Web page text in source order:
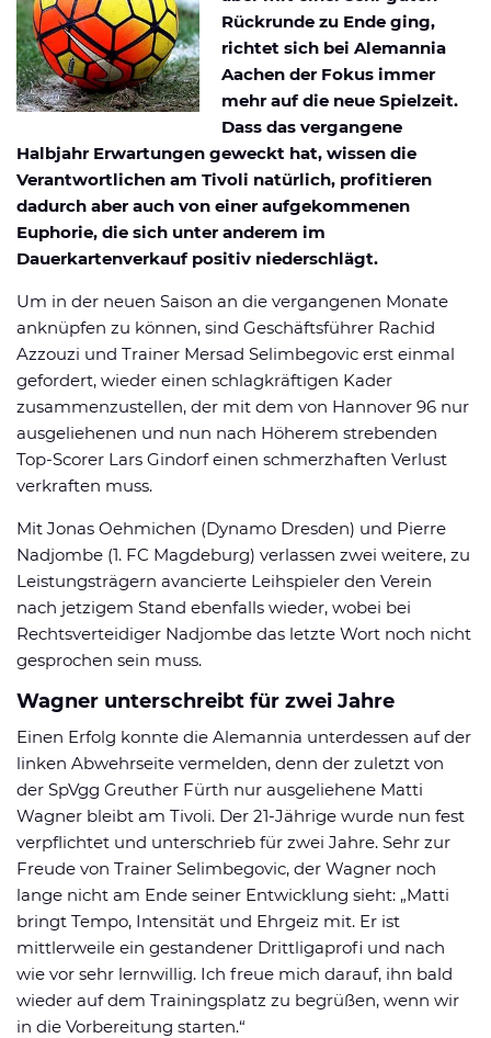
Rückrunde zu Ende ging,
richtet sich bei Alemannia
Aachen der Fokus immer
mehr auf die neue Spielzeit.
Dass das vergangene
Halbjahr Erwartungen geweckt hat, wissen die
Verantwortlichen am Tivoli natürlich, profitieren
dadurch aber auch von einer aufgekommenen
Euphorie, die sich unter anderem im
Dauerkartenverkauf positiv niederschlägt.
Um in der neuen Saison an die vergangenen Monate
anknüpfen zu können, sind Geschäftsführer Rachid
Azzouzi und Trainer Mersad Selimbegovic erst einmal
gefordert, wieder einen schlagkräftigen Kader
zusammenzustellen, der mit dem von Hannover 96 nur
ausgeliehenen und nun nach Höherem strebenden
Top-Scorer Lars Gindorf einen schmerzhaften Verlust
verkraften muss.
Mit Jonas Oehmichen (Dynamo Dresden) und Pierre
Nadjombe (1. FC Magdeburg) verlassen zwei weitere, zu
Leistungsträgern avancierte Leihspieler den Verein
nach jetzigem Stand ebenfalls wieder, wobei bei
Rechtsverteidiger Nadjombe das letzte Wort noch nicht
gesprochen sein muss.
Wagner unterschreibt für zwei Jahre
Einen Erfolg konnte die Alemannia unterdessen auf der
linken Abwehrseite vermelden, denn der zuletzt von
der SpVgg Greuther Fürth nur ausgeliehene Matti
Wagner bleibt am Tivoli. Der 21-Jährige wurde nun fest
verpflichtet und unterschrieb für zwei Jahre. Sehr zur
Freude von Trainer Selimbegovic, der Wagner noch
lange nicht am Ende seiner Entwicklung sieht: „Matti
bringt Tempo, Intensität und Ehrgeiz mit. Er ist
mittlerweile ein gestandener Drittligaprofi und nach
wie vor sehr lernwillig. Ich freue mich darauf, ihn bald
wieder auf dem Trainingsplatz zu begrüßen, wenn wir
in die Vorbereitung starten.“